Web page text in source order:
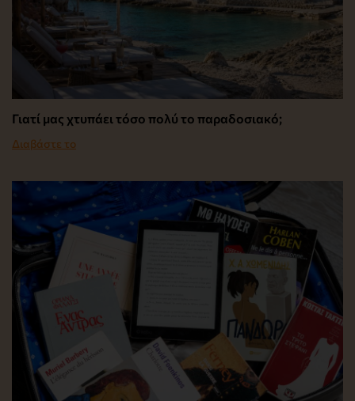
Γιατί μας χτυπάει τόσο πολύ το παραδοσιακό;
Διαβάστε το